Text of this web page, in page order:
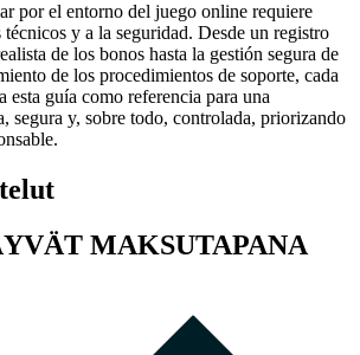
por el entorno del juego online requiere
técnicos y a la seguridad. Desde un registro
de los bonos hasta la gestión segura de
de los procedimientos de soporte, cada
esta guía como referencia para una
segura y, sobre todo, controlada, priorizando
MAKSUTAPANA